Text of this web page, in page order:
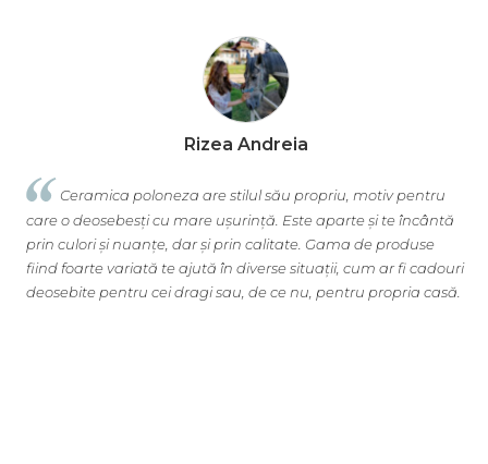
Rizea Andreia
Ceramica poloneza are stilul său propriu, motiv pentru
care o deosebesți cu mare ușurință. Este aparte și te încântă
prin culori și nuanțe, dar și prin calitate. Gama de produse
fiind foarte variată te ajută în diverse situații, cum ar fi cadouri
deosebite pentru cei dragi sau, de ce nu, pentru propria casă.